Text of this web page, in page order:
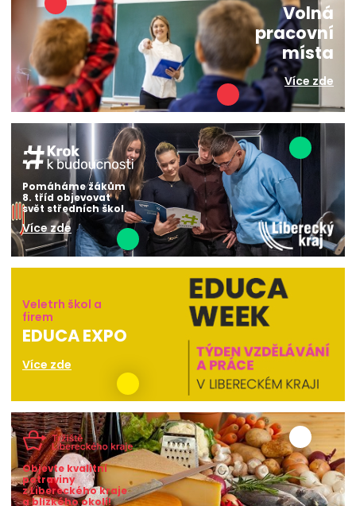
Volná
pracovní
místa
Více zde
Pomáháme žákům
8. tříd objevovat
svět středních škol.
Více zde
Veletrh škol a
firem
EDUCA EXPO
Více zde
Objevte kvalitní
potraviny
z Libereckého kraje
a blízkého okolí!